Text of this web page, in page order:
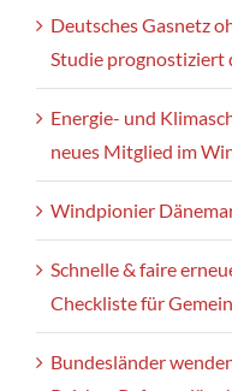
Deutsches Gasnetz
Studie prognostiziert
Energie- und
neues Mitglied im
Windpionier
Schnelle & faire
Checkliste für
Bundesländer